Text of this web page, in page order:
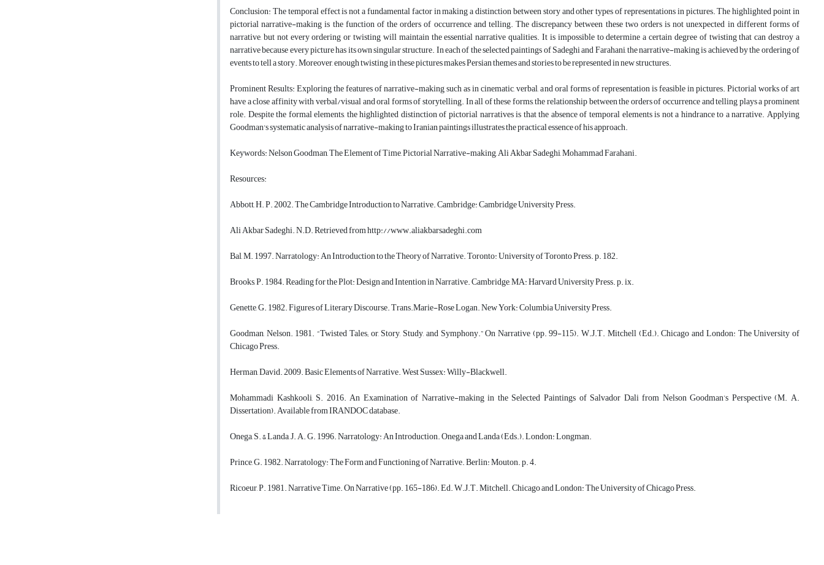
Conclusion: The temporal effect is not a fundamental factor in making a distinction between story and other types of representations in pictures. The highlighted point in
pictorial narrative-making is the function of the orders of occurrence and telling. The discrepancy between these two orders is not unexpected in different forms of
narrative, but not every ordering or twisting will maintain the essential narrative qualities. It is impossible to determine a certain degree of twisting that can destroy a
narrative because every picture has its own singular structure. In each of the selected paintings of Sadeghi and Farahani, the narrative-making is achieved by the ordering of
events to tell a story. Moreover, enough twisting in these pictures makes Persian themes and stories to be represented in new structures.
Prominent Results: Exploring the features of narrative-making such as in cinematic, verbal, and oral forms of representation is feasible in pictures. Pictorial works of art
have a close affinity with verbal/visual and oral forms of storytelling. In all of these forms, the relationship between the orders of occurrence and telling plays a prominent
role. Despite the formal elements, the highlighted distinction of pictorial narratives is that the absence of temporal elements is not a hindrance to a narrative. Applying
Goodman's systematic analysis of narrative-making to Iranian paintings illustrates the practical essence of his approach.
Keywords: Nelson Goodman, The Element of Time, Pictorial Narrative-making, Ali Akbar Sadeghi, Mohammad Farahani.
Resources:
Abbott, H. P. 2002. The Cambridge Introduction to Narrative. Cambridge: Cambridge University Press.
Ali Akbar Sadeghi. N.D. Retrieved from http://www.aliakbarsadeghi.com
Bal, M. 1997. Narratology: An Introduction to the Theory of Narrative. Toronto: University of Toronto Press. p. 182.
Brooks, P. 1984. Reading for the Plot: Design and Intention in Narrative. Cambridge, MA: Harvard University Press. p. ix.
Genette, G. 1982. Figures of Literary Discourse. Trans.Marie-Rose Logan. New York: Columbia University Press.
Goodman, Nelson. 1981. “Twisted Tales; or, Story, Study, and Symphony.” On Narrative (pp. 99-115). W.J.T. Mitchell (Ed.). Chicago and London: The University of
Chicago Press.
Herman, David. 2009. Basic Elements of Narrative. West Sussex: Willy-Blackwell.
Mohammadi Kashkooli, S. 2016. An Examination of Narrative-making in the Selected Paintings of Salvador Dali from Nelson Goodman’s Perspective (M. A.
Dissertation). Available from IRANDOC database.
Onega, S. & Landa, J. A. G. 1996. Narratology: An Introduction. Onega and Landa (Eds.). London: Longman.
Prince, G. 1982. Narratology: The Form and Functioning of Narrative. Berlin: Mouton. p. 4.
Ricoeur, P. 1981. Narrative Time. On Narrative (pp. 165-186). Ed. W.J.T. Mitchell. Chicago and London: The University of Chicago Press.